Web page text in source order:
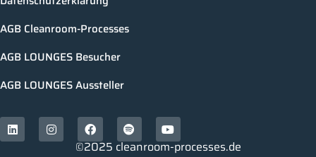
AGB Cleanroom-Processes
AGB LOUNGES Besucher
AGB LOUNGES Aussteller
©2025 cleanroom-processes.de